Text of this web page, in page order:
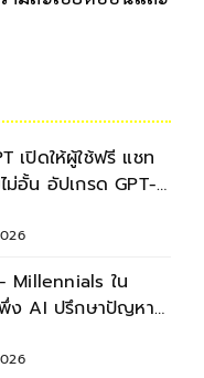
เปิดให้ผู้ใช้ฟรี แชท
ม่อั้น อัปเกรด GPT-
Millennials ใน
ง AI ปรึกษาปัญหา